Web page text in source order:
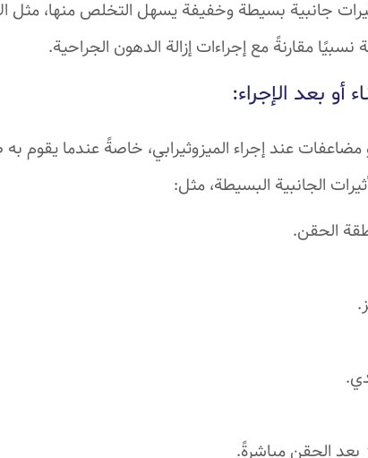
جانبية بسيطة وخفيفة يسهل التخلص منها، مثل
مقارنةً مع إجراءات إزالة الدهون الجراحية.
أو بعد الإجراء:
مضاعفات عند إجراء الميزوثيرابي، خاصةً عندما
الجانبية البسيطة، مثل:
الحقن.
الحقن مباشرةً.